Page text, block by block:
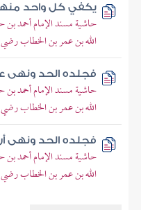
يكفي كل واحد
حاشية مسند الإمام أحمد
الله بن عمر بن الخطاب رضي
فجلده الحد ونهى
حاشية مسند الإمام أحمد
الله بن عمر بن الخطاب رضي
فجلده الحد ونهى
حاشية مسند الإمام أحمد
الله بن عمر بن الخطاب رضي